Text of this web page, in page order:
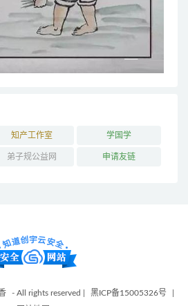
知产工作室 学国学
弟子规公益网 申请友链
- All rights reserved | 黑ICP备15005326号